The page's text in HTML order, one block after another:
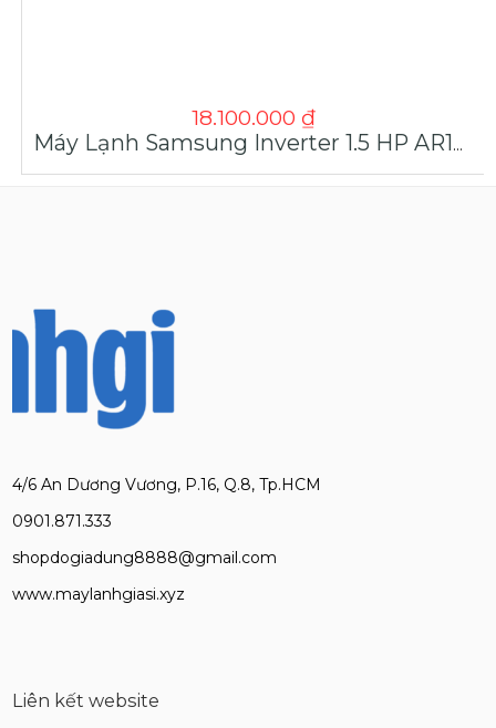
18.100.000 ₫
Máy Lạnh Samsung Inverter 1.5 HP AR13DYHZAWKNSV | Máy Lạnh Giá Sỉ
4/6 An Dương Vương, P.16, Q.8, Tp.HCM
0901.871.333
shopdogiadung8888@gmail.com
www.maylanhgiasi.xyz
Liên kết website